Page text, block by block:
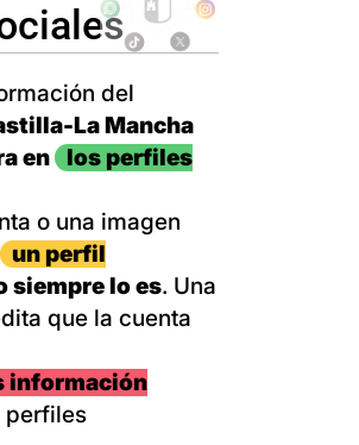
del
La Mancha
en
los perfiles
o una imagen
un perfil
siempre lo es. Una
que la cuenta
información
perfiles